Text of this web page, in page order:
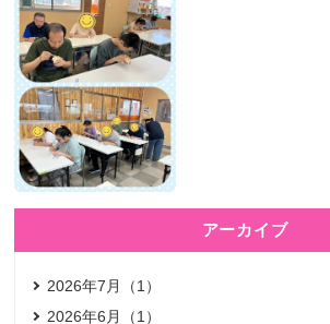
アーカイブ
2026年7月（1）
2026年6月（1）